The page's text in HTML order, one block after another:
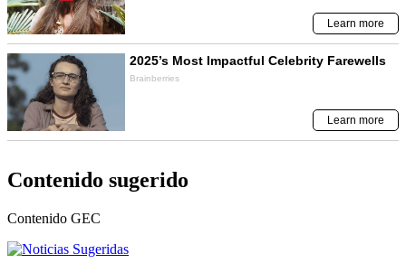
Contenido sugerido
Contenido GEC